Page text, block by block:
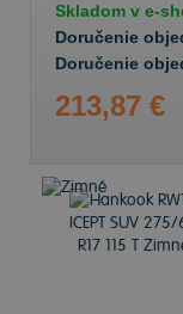
Skladom v e-
Doručenie
Doručenie
213,87 €